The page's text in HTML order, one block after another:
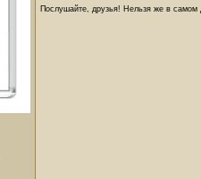
Послушайте, друзья! Нельзя же в самом